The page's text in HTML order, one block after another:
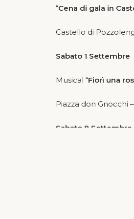
“Cena di gala in
Castello di
Sabato 1 Settembre
Musical “Fiorì una
Piazza don Gnocchi
Sabato 8 Settembre